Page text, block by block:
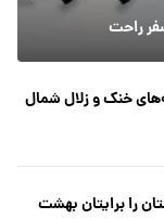
راحت
خنک و زلال شمال
را برایتان بهشت